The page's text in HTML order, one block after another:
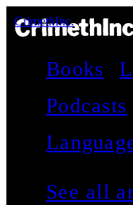
CrimethInc.
Books
Podcasts
See all